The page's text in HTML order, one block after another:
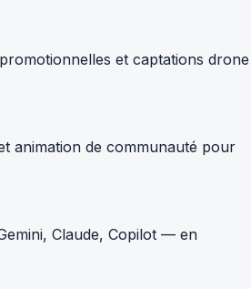
et captations drone
animation de communauté pour
Claude, Copilot — en